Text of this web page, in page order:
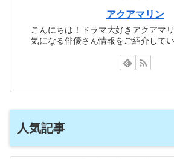
アクアマリン
こんにちは！ドラマ大好きアクアマリ
気になる俳優さん情報をご紹介してい
人気記事